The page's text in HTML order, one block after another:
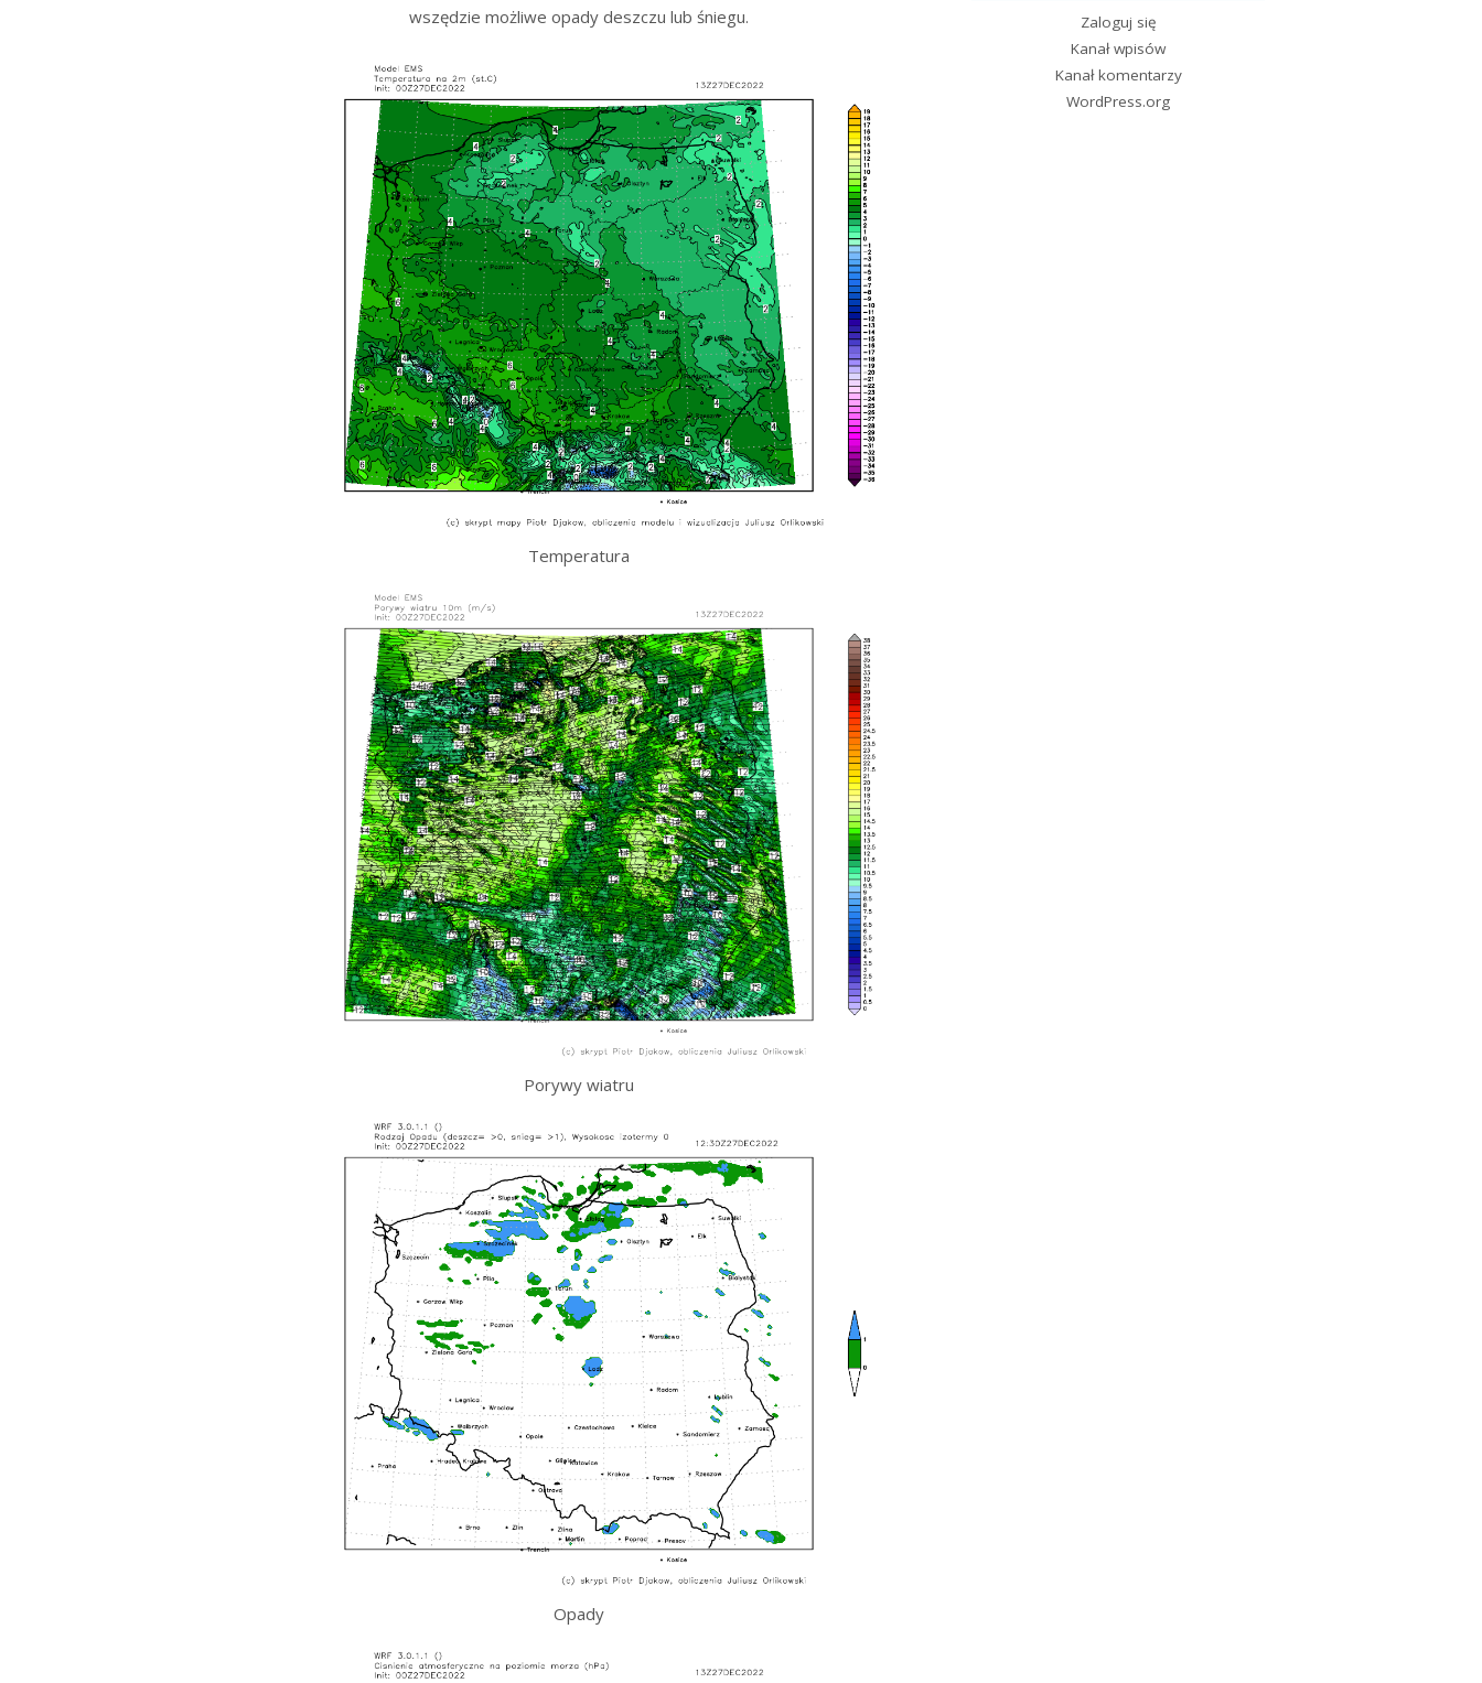
wszędzie możliwe opady deszczu lub śniegu.
Temperatura
Porywy wiatru
Opady
Zaloguj się
Kanał wpisów
Kanał komentarzy
WordPress.org